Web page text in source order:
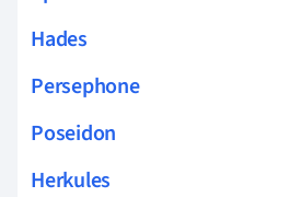
Hades
Persephone
Poseidon
Herkules